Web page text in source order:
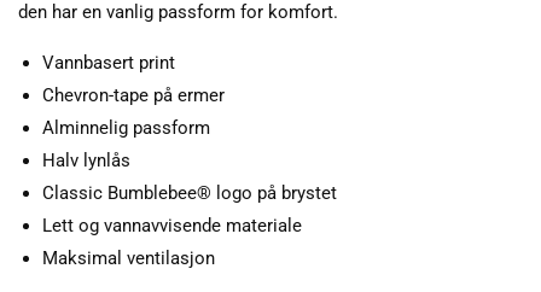
den har en vanlig passform for komfort.
Vannbasert print
Chevron-tape på ermer
Alminnelig passform
Halv lynlås
Classic Bumblebee® logo på brystet
Lett og vannavvisende materiale
Maksimal ventilasjon